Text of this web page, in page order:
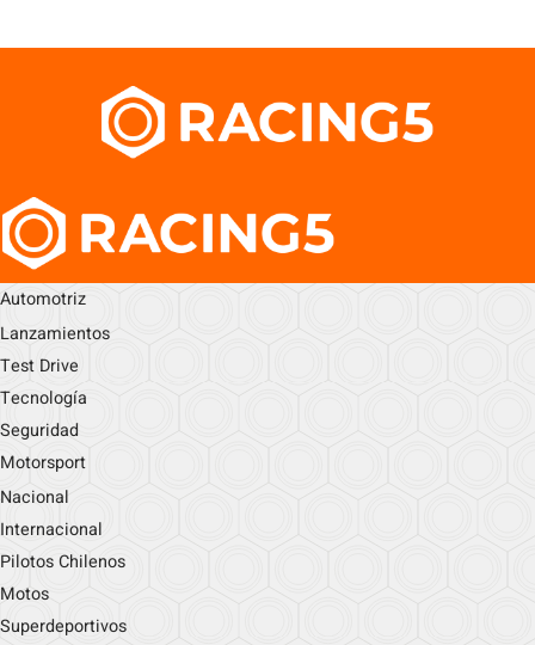
Automotriz
Lanzamientos
Test Drive
Tecnología
Seguridad
Motorsport
Nacional
Internacional
Pilotos Chilenos
Motos
Superdeportivos